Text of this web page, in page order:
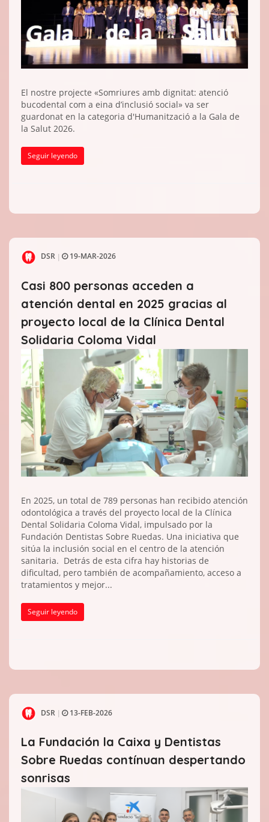
El nostre projecte «Somriures amb dignitat: atenció
bucodental com a eina d’inclusió social» va ser
guardonat en la categoria d'Humanització a la Gala de
la Salut 2026.
Seguir leyendo
DSR | 19-MAR-2026
Casi 800 personas acceden a
atención dental en 2025 gracias al
proyecto local de la Clínica Dental
Solidaria Coloma Vidal
En 2025, un total de 789 personas han recibido atención
odontológica a través del proyecto local de la Clínica
Dental Solidaria Coloma Vidal, impulsado por la
Fundación Dentistas Sobre Ruedas. Una iniciativa que
sitúa la inclusión social en el centro de la atención
sanitaria. Detrás de esta cifra hay historias de
dificultad, pero también de acompañamiento, acceso a
tratamientos y mejor...
Seguir leyendo
DSR 13-FEB-2026
La Fundación la Caixa y Dentistas
Sobre Ruedas contínuan despertando
sonrisas